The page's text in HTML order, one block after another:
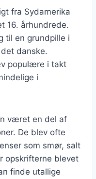
fra Sydamerika
16. århundrede.
til en grundpille i
danske.
populære i takt
i
været en del af
De blev ofte
som smør, salt
opskrifterne blevet
finde utallige